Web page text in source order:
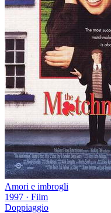
Amori e imbrogli
1997 · Film
Doppiaggio